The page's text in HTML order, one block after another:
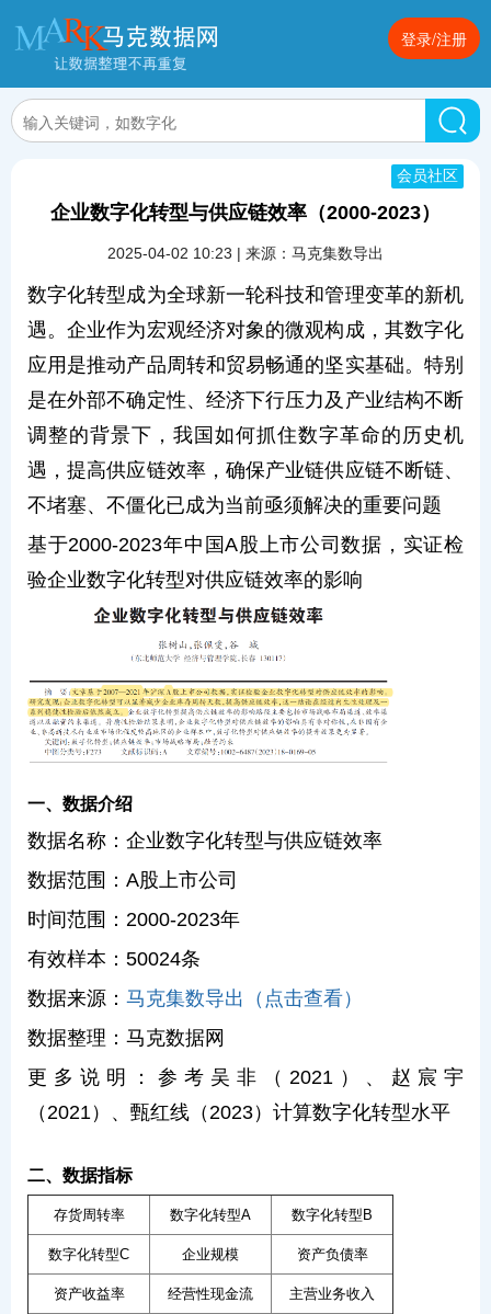
登录/注册
企业数字化转型与供应链效率（2000-2023）
会员社区
2025-04-02 10:23 | 来源：马克集数导出
数字化转型成为全球新一轮科技和管理变革的新机
遇。企业作为宏观经济对象的微观构成，其数字化
应用是推动产品周转和贸易畅通的坚实基础。特别
是在外部不确定性、经济下行压力及产业结构不断
调整的背景下，我国如何抓住数字革命的历史机
遇，提高供应链效率，确保产业链供应链不断链、
不堵塞、不僵化已成为当前亟须解决的重要问题
基于2000-2023年中国A股上市公司数据，实证检
验企业数字化转型对供应链效率的影响
一、数据介绍
数据名称：企业数字化转型与供应链效率
数据范围：A股上市公司
时间范围：2000-2023年
有效样本：50024条
数据来源： 马克集数导出（点击查看）
数据整理：马克数据网
更多说明：参考吴非（2021）、赵宸宇
（2021）、甄红线（2023）计算数字化转型水平
二、数据指标
存货周转率 数字化转型A 数字化转型B
数字化转型C 企业规模 资产负债率
资产收益率 经营性现金流 主营业务收入